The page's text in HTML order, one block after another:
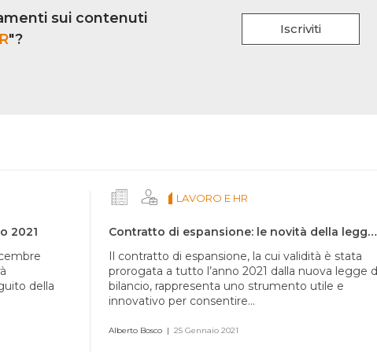
sui contenuti
"?
Iscriviti
2021
della
LAVORO E HR
Contratto di espansione: le novità della legge di bilancio 2021
Il contratto di espansione, la cui validità è stata
prorogata a tutto l’anno 2021 dalla nuova legge
bilancio, rappresenta uno strumento utile e
innovativo per consentire...
Alberto Bosco| 25 Gennaio 2021